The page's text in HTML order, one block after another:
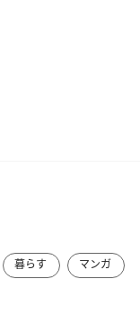
暮らす マンガ